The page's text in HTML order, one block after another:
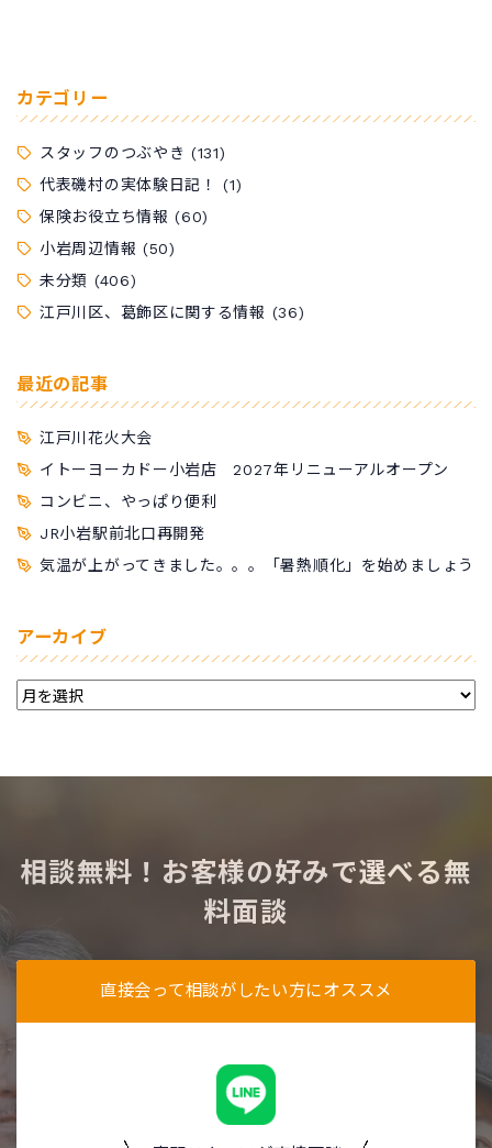
カテゴリー
スタッフのつぶやき (131)
代表磯村の実体験日記！
(1)
保険お役立ち情報 (60)
小岩周辺情報 (50)
未分類 (406)
江戸川区、葛飾区に関する情報 (36)
最近の記事
江戸川花火大会
イトーヨーカドー小岩店 2027年リニューアルオープン
コンビニ、やっぱり便利
JR小岩駅前北口再開発
気温が上がってきました。。。「暑熱順化」を始めましょう
アーカイブ
相談無料！お客様の好みで選べる無
料面談
直接会って相談がしたい方にオススメ